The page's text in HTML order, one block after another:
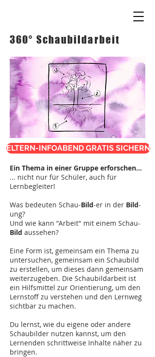
360° Schaubildarbeit
ELTERN-INFOABEND GRATIS SICHERN
Ein Thema in einer Gruppe erforschen...
... nicht nur für Schüler, auch für
Lernbegleiter!
Was bedeuten Schau-Bild-er in der Bild-
ung?
Und wie kann "Arbeit" mit einem Schau-
Bild aussehen?
Eine Form ist, gemeinsam ein Thema zu
untersuchen, gemeinsam ein Schaubild
zu erstellen, um dieses dann gemeinsam
weiterzugeben. Die Schaubildarbeit ist
ein Hilfsmittel zur Orientierung, um den
Lernstoff zu verstehen und den Lernweg
sichtbar zu machen.
Du lernst, wie du eigene oder andere
Schaubilder nutzen kannst, um den
Lernenden schrittweise Inhalte näher zu
bringen.